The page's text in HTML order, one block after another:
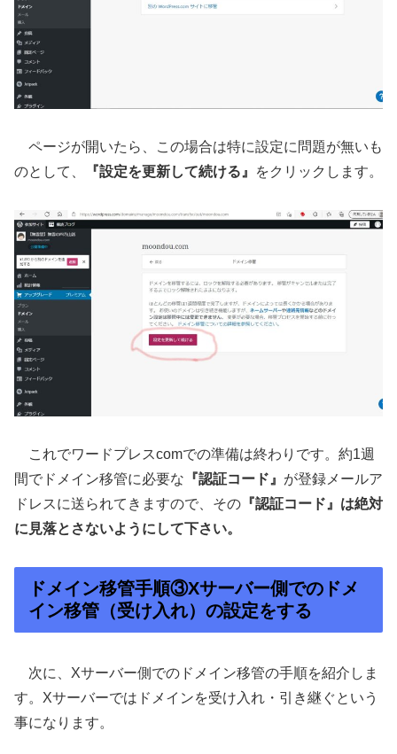
ページが開いたら、この場合は特に設定に問題が無いも
のとして、
『設定を更新して続ける』 をクリックします。
これでワードプレスcomでの準備は終わりです。約1週
間でドメイン移管に必要な 『認証コード』 が登録メールア
ドレスに送られてきますので、その 『認証コード』は絶対
に見落とさないようにして下さい。
ドメイン移管手順③Xサーバー側でのドメ
イン移管（受け入れ）の設定をする
次に、Xサーバー側でのドメイン移管の手順を紹介しま
す。Xサーバーではドメインを受け入れ・引き継ぐという
事になります。